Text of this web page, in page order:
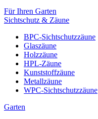
Für Ihren Garten
Sichtschutz & Zäune
BPC-Sichtschutzzäune
Glaszäune
Holzzäune
HPL-Zäune
Kunststoffzäune
Metallzäune
WPC-Sichtschutzzäune
Garten